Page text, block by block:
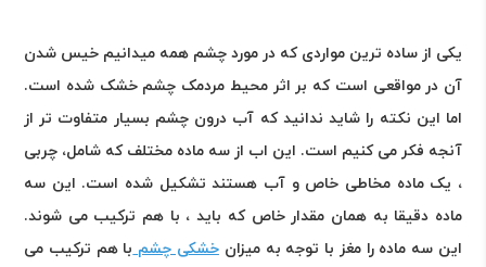
یکی از ساده ترین مواردی که در مورد چشم همه میدانیم خیس شدن
آن در مواقعی است که بر اثر محیط مردمک چشم خشک شده است.
اما این نکته را شاید ندانید که آب درون چشم بسیار متفاوت تر از
آنجه فکر می کنیم است. این اب از سه ماده مختلف که شامل، چربی
، یک ماده مخاطی خاص و آب هستند تشکیل شده است. این سه
ماده دقیقا به همان مقدار خاص که باید ، با هم ترکیب می شوند.
این سه ماده را مغز با توجه به میزانخشکی چشمبا هم ترکیب می